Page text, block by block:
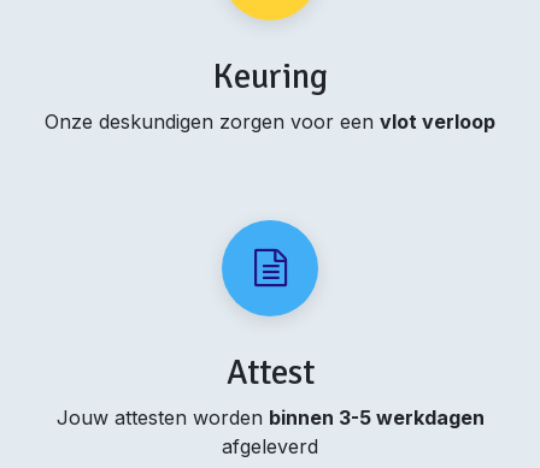
Keuring
Onze deskundigen zorgen voor een vlot verloop
Attest
Jouw attesten worden binnen 3-5 werkdagen
afgeleverd